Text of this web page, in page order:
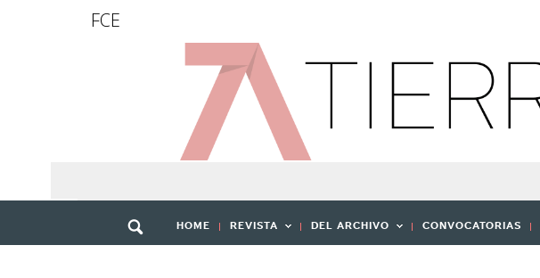
FCE
HOME REVISTA DEL ARCHIVO CONVOCATORIAS